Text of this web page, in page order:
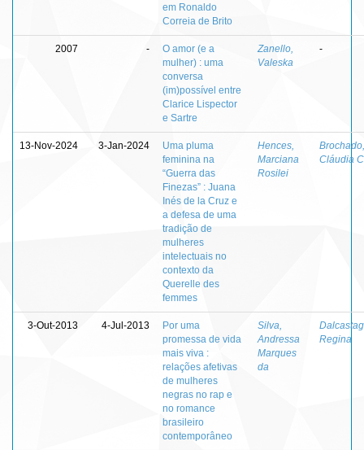
em Ronaldo
Correia de Brito
2007 -
O amor (e a
mulher) : uma
conversa
(im)possível entre
Clarice Lispector
e Sartre
Zanello,
Valeska
-
13-Nov-2024 3-Jan-2024
Uma pluma
feminina na
“Guerra das
Finezas” : Juana
Inés de la Cruz e
a defesa de uma
tradição de
mulheres
intelectuais no
contexto da
Querelle des
femmes
Hences,
Marciana
Rosilei
Brochado,
Cláudia
3-Out-2013 4-Jul-2013
Por uma
promessa de vida
mais viva :
relações afetivas
de mulheres
negras no rap e
no romance
brasileiro
contemporâneo
Silva,
Andressa
Marques
da
Regina